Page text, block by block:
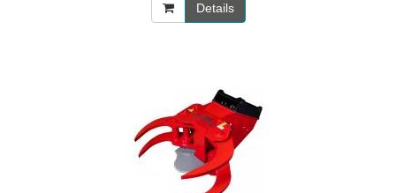
Details